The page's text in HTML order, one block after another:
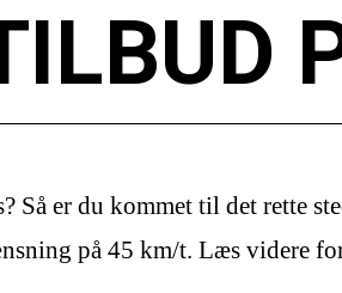
Så er du kommet til det rette
på 45 km/t. Læs videre